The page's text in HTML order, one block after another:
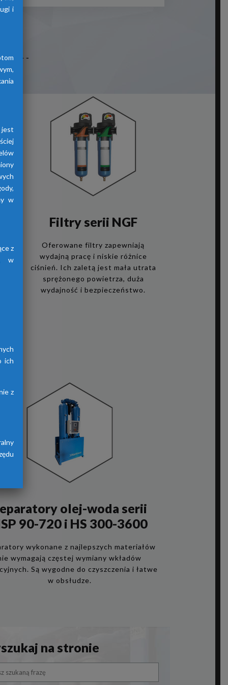
Filtry serii NGF
Oferowane filtry zapewniają
wydajną pracę i niskie różnice
ciśnień. Ich zaletą jest mała utrata
sprężonego powietrza, duża
wydajność i bezpieczeństwo.
olej-woda serii
90-720 i HS 300-3600
wykonane z najlepszych materiałów
wymagają częstej wymiany wkładów
Są wygodne do czyszczenia i łatwe
w obsłudze.
na stronie
i
jest
w
z
w
ich
z